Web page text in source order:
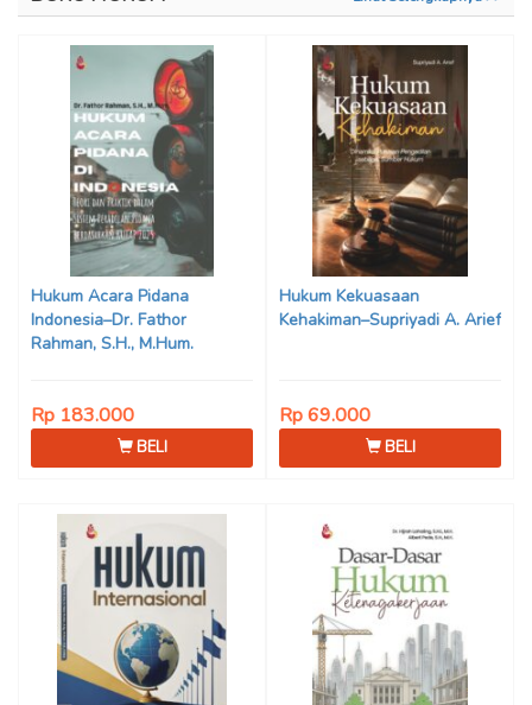
Hukum Acara Pidana
Indonesia–Dr. Fathor
Rahman, S.H., M.Hum.
Rp 183.000
BELI
Hukum Kekuasaan
Kehakiman–Supriyadi A. Arief
Rp 69.000
BELI